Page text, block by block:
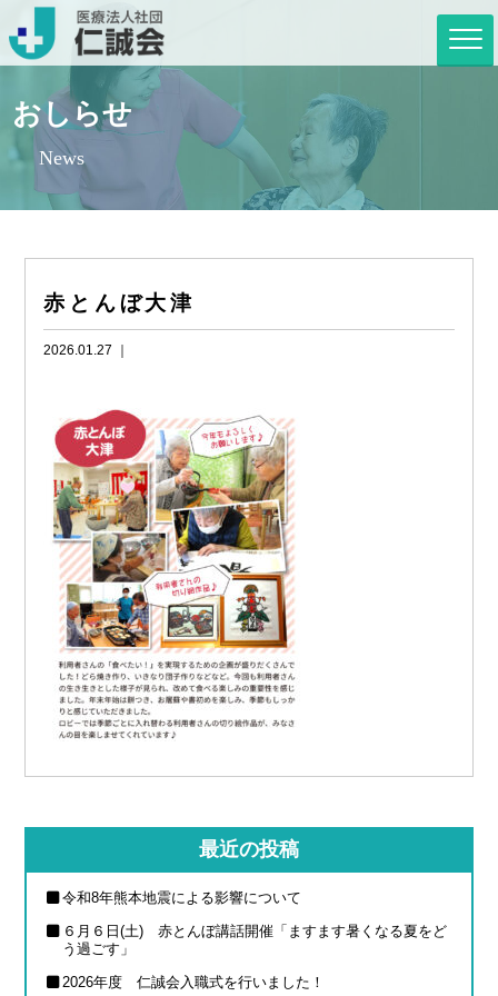
おしらせ
News
赤とんぼ大津
2026.01.27 ｜
最近の投稿
令和8年熊本地震による影響について
６月６日(土) 赤とんぼ講話開催「ますます暑くなる夏をど
う過ごす」
2026年度 仁誠会入職式を行いました！